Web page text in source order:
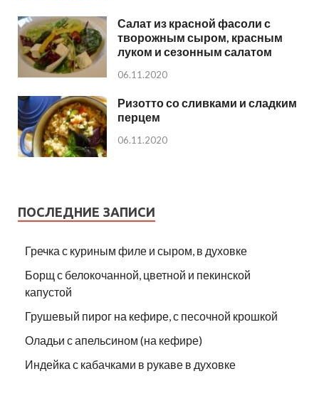
Салат из красной фасоли с
творожным сыром, красным
луком и сезонным салатом
06.11.2020
Ризотто со сливками и сладким
перцем
06.11.2020
ПОСЛЕДНИЕ ЗАПИСИ
Гречка с куриным филе и сыром, в духовке
Борщ с белокочанной, цветной и пекинской
капустой
Грушевый пирог на кефире, с песочной крошкой
Оладьи с апельсином (на кефире)
Индейка с кабачками в рукаве в духовке